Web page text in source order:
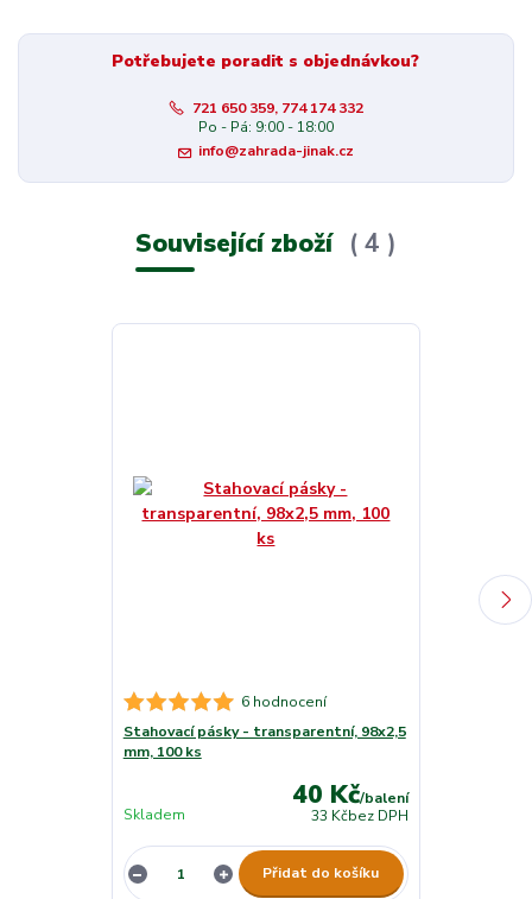
Potřebujete poradit s objednávkou?
721 650 359, 774 174 332
Po - Pá: 9:00 - 18:00
info@zahrada-jinak.cz
Související zboží 4
6 hodnocení
Stahovací pásky - transparentní, 98x2,5
mm, 100 ks
40 Kč/balení
33 Kčbez DPH
Skladem
Přidat do košíku